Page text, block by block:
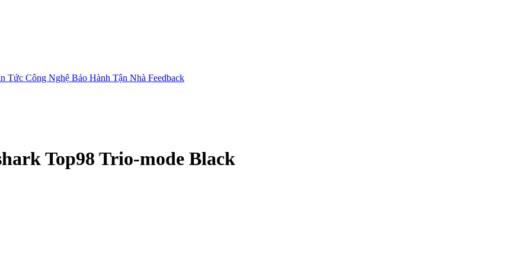
Tức Công Nghệ Bảo Hành Tận Nhà Feedback
Top98 Trio-mode Black